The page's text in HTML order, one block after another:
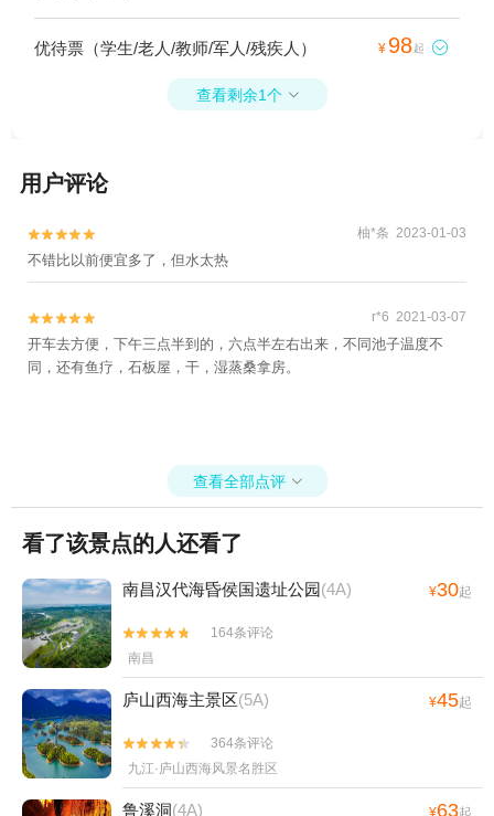
优待票（学生/老人/教师/军人/残疾人） ¥ 98起 
查看剩余1个 
用户评论

 柚*条 2023-01-03
不错比以前便宜多了，但水太热

 r*6 2021-03-07
开车去方便，下午三点半到的，六点半左右出来，不同池子温度不
同，还有鱼疗，石板屋，干，湿蒸桑拿房。
查看全部点评 
看了该景点的人还看了
南昌汉代海昏侯国遗址公园(4A) ¥30起


164条评论
南昌
庐山西海主景区(5A) ¥45起


364条评论
九江·庐山西海风景名胜区
鲁溪洞(4A) 63